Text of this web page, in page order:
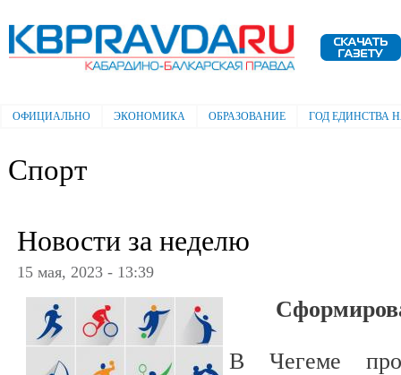
Электронная газета "Кабардино-
Балкарская правда"
Главное меню
ОФИЦИАЛЬНО ЭКОНОМИКА ОБРАЗОВАНИЕ ГОД ЕДИНСТВА
Спорт
Новости за неделю
15 мая, 2023 - 13:39
В Чегеме